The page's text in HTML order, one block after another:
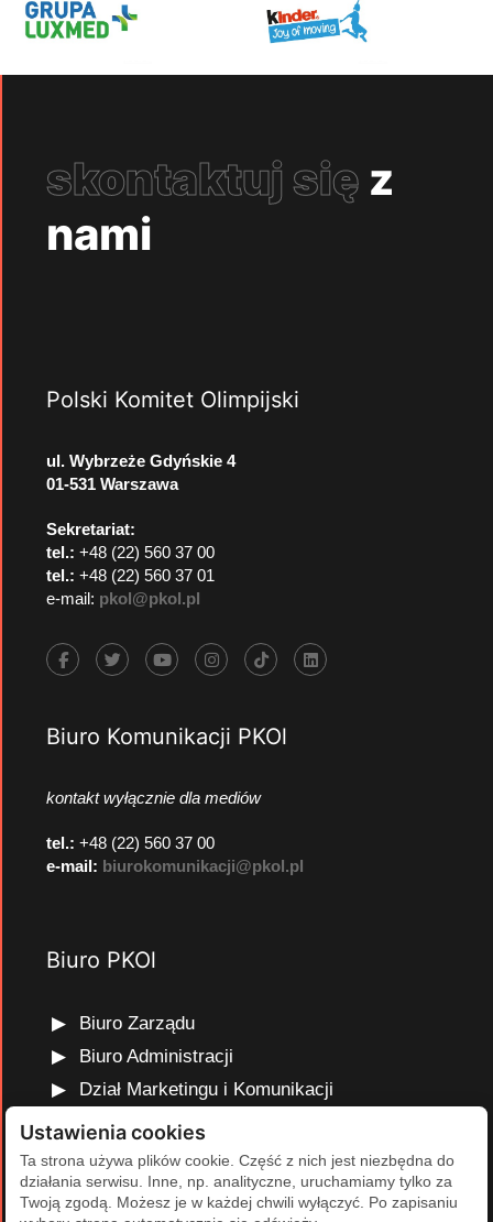
skontaktuj się z
nami
Polski Komitet Olimpijski
ul. Wybrzeże Gdyńskie 4
01-531 Warszawa
Sekretariat:
tel.: +48 (22) 560 37 00
tel.: +48 (22) 560 37 01
e-mail: pkol@pkol.pl
Biuro Komunikacji PKOl
kontakt wyłącznie dla mediów
tel.: +48 (22) 560 37 00
e-mail: biurokomunikacji@pkol.pl
Biuro PKOl
Biuro Zarządu
Biuro Administracji
Dział Marketingu i Komunikacji
Dział Edukacji Olimpijskiej
Dział Finansów i Kadr
Dział Projektów Olimpijskich
Ustawienia cookies
Ta strona używa plików cookie. Część z nich jest niezbędna do
działania serwisu. Inne, np. analityczne, uruchamiamy tylko za
Twoją zgodą. Możesz je w każdej chwili wyłączyć. Po zapisaniu